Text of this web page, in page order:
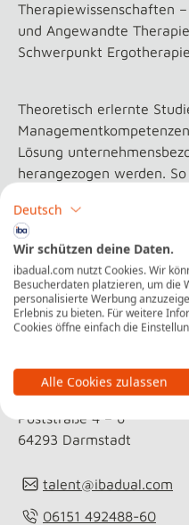
Therapiewissenschaften
und Angewandte
Schwerpunkt
Theoretisch erlernte
Lösung
herangezogen werden.
betriebliche Abläufe und
Kontakt
iba | Internationale
Poststraße 4 – 6
64293 Darmstadt
talent@ibadual.com
06151 492488-60
Deutsch
Wir schützen deine Daten.
ibadual.com nutzt Cookies. Wir
Besucherdaten platzieren, um die
personalisierte Werbung
Erlebnis zu bieten. Für weitere
Cookies öffne einfach die
Alle Cookies zulassen